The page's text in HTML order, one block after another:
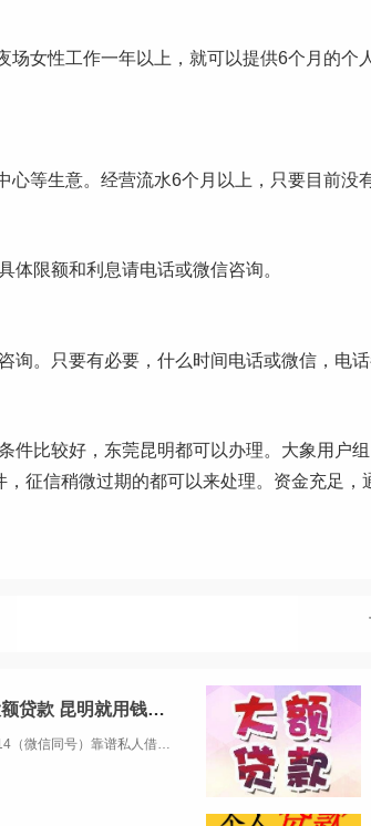
女性工作一年以上，就可以提供6个月的
等生意。经营流水6个月以上，只要目前没
体限额和利息请电话或微信咨询。
。只要有必要，什么时间电话或微信，电
件比较好，东莞昆明都可以办理。大象用户
征信稍微过期的都可以来处理。资金充足
昆明个人借钱 空放黑户贷企业贷 大额贷款 昆明就用钱来找我当天下款
昆明应急本地借贷，认准金凯金融13669713414（微信同号）靠谱私人借款民间借贷，专业正规的应急私人借贷。公司主要业务包括:个人无抵押贷款、急用钱、小额贷款、企业贷款、民间贷款、创业贷款、无抵押贷款、经营贷款、短期借款、循环贷款、...